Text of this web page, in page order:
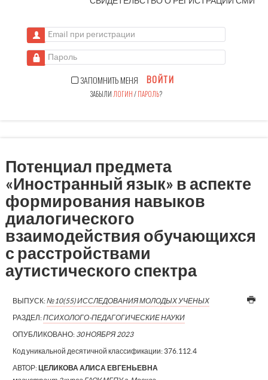
Email при регистрации
Пароль
ЗАПОМНИТЬ МЕНЯ ВОЙТИ
ЗАБЫЛИ ЛОГИН/ПАРОЛЬ?
Потенциал предмета
«Иностранный язык» в аспекте
формирования навыков
диалогического
взаимодействия обучающихся
с расстройствами
аутистического спектра
ВЫПУСК:№10(55) ИССЛЕДОВАНИЯ МОЛОДЫХ УЧЕНЫХ
РАЗДЕЛ:ПСИХОЛОГО-ПЕДАГОГИЧЕСКИЕ НАУКИ
ОПУБЛИКОВАНО: 30 НОЯБРЯ 2023
Код уникальной десятичной классификации: 376.112.4
АВТОР:ЦЕЛИКОВА АЛИСА ЕВГЕНЬЕВНА